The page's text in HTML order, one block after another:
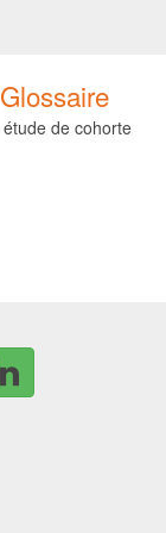
Glossaire
étude de cohorte